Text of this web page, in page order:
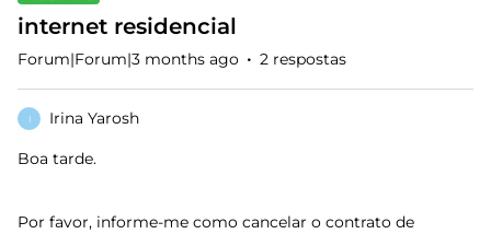
internet residencial
Forum|Forum|3 months ago 2 respostas
I Irina Yarosh
Boa tarde.
Por favor, informe-me como cancelar o contrato de